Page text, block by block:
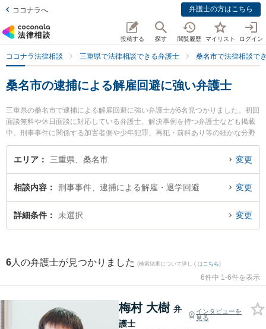
ココナラへ 弁護士の方はこちら
投稿する 探す 閲覧履歴 マイリスト ログイン
ココナラ法律相談 三重県で法律相談できる弁護士 桑名市で法律相談で
桑名市の逮捕による解雇回避に強い弁護士
三重県の桑名市で逮捕による解雇回避に強い弁護士が6名見つかりました。初回
面談無料や休日面談に対応している弁護士、解決事例を持つ弁護士なども掲載
中。刑事事件に関係する加害者側や少年犯罪、再犯・前科あり等の細かな分野
での絞り込み検索もでき便利です。特に梅村・長谷川法律事務所の梅村 大樹弁
護士や弁護士法人関・岸田・中村法律事務所 桑名オフィスの岸田 哲弁護士、伊
避のトラブルを今すぐに弁護士に相談したい』『逮捕による解雇回避のトラブ
ル解決の実績豊富な近くの弁護士を検索したい』『初回相談無料で逮捕による
解雇回避を法律相談できる桑名市内の弁護士に相談予約したい』などでお困り
エリア 三重県、桑名市 変更
相談内容 刑事事件、逮捕による解雇・退学回避 変更
詳細条件 未選択 変更
6 人の弁護士が見つかりました (検索結果について詳しくは こちら)
6件中 1-6件を表示
梅村 大樹 弁
護士
インタビューを
見る